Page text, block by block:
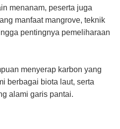
menanam, peserta juga
manfaat mangrove, teknik
pentingnya pemeliharaan
menyerap karbon yang
berbagai biota laut, serta
alami garis pantai.